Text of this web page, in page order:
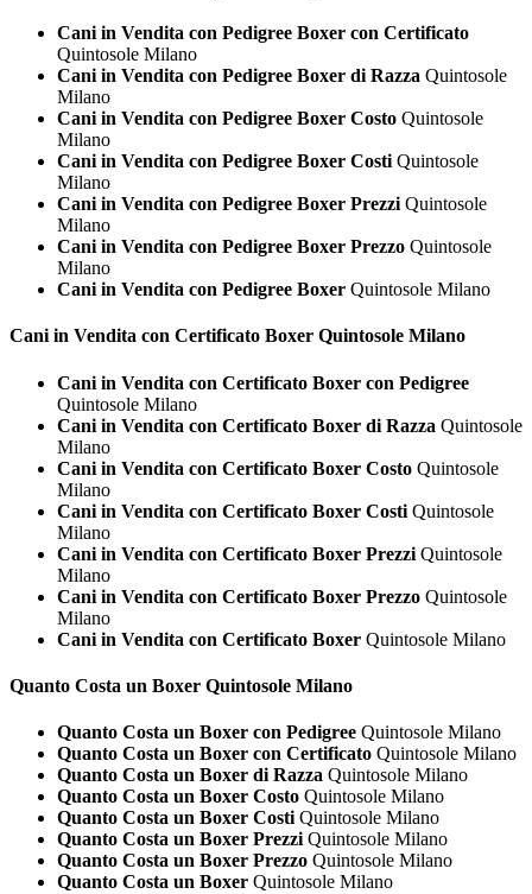
Cani in Vendita con Pedigree Boxer con Certificato
Quintosole Milano
Cani in Vendita con Pedigree Boxer di Razza Quintosole
Milano
Cani in Vendita con Pedigree Boxer Costo Quintosole
Milano
Cani in Vendita con Pedigree Boxer Costi Quintosole
Milano
Cani in Vendita con Pedigree Boxer Prezzi Quintosole
Milano
Cani in Vendita con Pedigree Boxer Prezzo Quintosole
Milano
Cani in Vendita con Pedigree Boxer Quintosole Milano
Cani in Vendita con Certificato Boxer Quintosole Milano
Cani in Vendita con Certificato Boxer con Pedigree
Quintosole Milano
Cani in Vendita con Certificato Boxer di Razza Quintosole
Milano
Cani in Vendita con Certificato Boxer Costo Quintosole
Milano
Cani in Vendita con Certificato Boxer Costi Quintosole
Milano
Cani in Vendita con Certificato Boxer Prezzi Quintosole
Milano
Cani in Vendita con Certificato Boxer Prezzo Quintosole
Milano
Cani in Vendita con Certificato Boxer Quintosole Milano
Quanto Costa un Boxer Quintosole Milano
Quanto Costa un Boxer con Pedigree Quintosole Milano
Quanto Costa un Boxer con Certificato Quintosole Milano
Quanto Costa un Boxer di Razza Quintosole Milano
Quanto Costa un Boxer Costo Quintosole Milano
Quanto Costa un Boxer Costi Quintosole Milano
Quanto Costa un Boxer Prezzi Quintosole Milano
Quanto Costa un Boxer Prezzo Quintosole Milano
Quanto Costa un Boxer Quintosole Milano